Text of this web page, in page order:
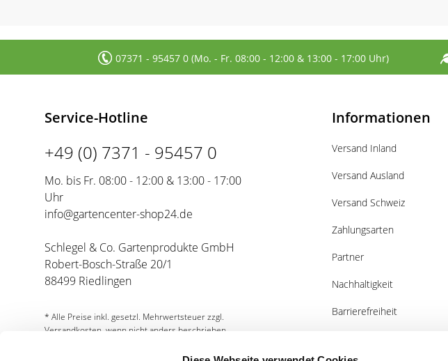
07371 - 95457 0 (Mo. - Fr. 08:00 - 12:00 & 13:00 - 17:00 Uhr)
Service-Hotline
+49 (0) 7371 - 95457 0
Mo. bis Fr. 08:00 - 12:00 & 13:00 - 17:00
Uhr
info@gartencenter-shop24.de
Schlegel & Co. Gartenprodukte GmbH
Robert-Bosch-Straße 20/1
88499 Riedlingen
* Alle Preise inkl. gesetzl. Mehrwertsteuer zzgl.
Versandkosten, wenn nicht anders beschrieben.
Informationen
Versand Inland
Versand Ausland
Versand Schweiz
Zahlungsarten
Partner
Nachhaltigkeit
Barrierefreiheit